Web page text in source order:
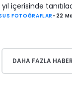
yıl içerisinde
FOTOĞRAFLAR - 22
DAHA FAZLA HABER